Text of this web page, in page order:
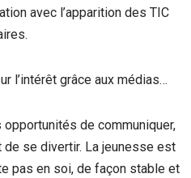
avec l’apparition des TIC
l’intérêt grâce aux médias…
de communiquer,
de se divertir. La jeunesse est
pas en soi, de façon stable et